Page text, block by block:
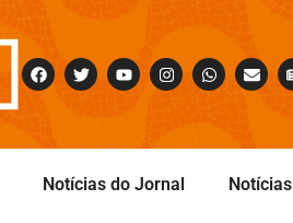
Notícias do Jornal Notícias